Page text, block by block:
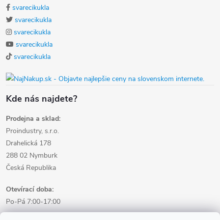
svarecikukla
svarecikukla
svarecikukla
svarecikukla
svarecikukla
Kde nás najdete?
Prodejna a sklad:
Proindustry, s.r.o.
Drahelická 178
288 02 Nymburk
Česká Republika
Otevírací doba:
Po-Pá 7:00-17:00